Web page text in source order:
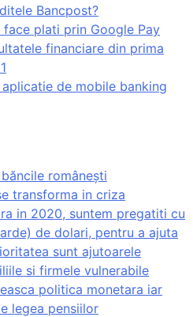
Bancpost?
plati prin Google Pay
financiare din prima
de mobile banking
românești
transforma in criza
in 2020, suntem pregatiti cu
de dolari, pentru a ajuta
sunt ajutoarele
si firmele vulnerabile
politica monetara iar
legea pensiilor